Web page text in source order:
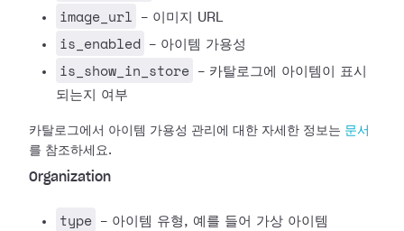
image_url - 이미지 URL
is_enabled - 아이템 가용성
is_show_in_store
- 카탈로그에 아이템이 표시
되는지 여부
카탈로그에서 아이템 가용성 관리에 대한 자세한 정보는 문서
를 참조하세요.
Organization
type
- 아이템 유형, 예를 들어 가상 아이템